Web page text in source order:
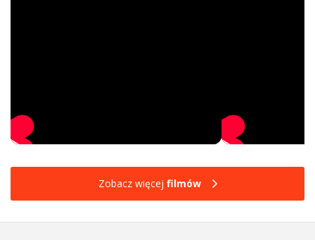
Zobacz więcej filmów